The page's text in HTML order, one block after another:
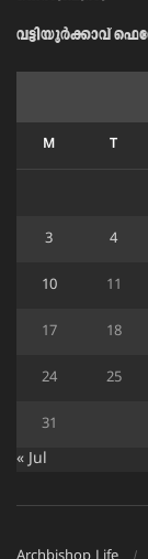
വട്ടിയൂർക്കാവ്
M T
3 4
10 11
17 18
24 25
31
« Jul